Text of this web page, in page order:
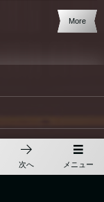
メニュー
次へ
More